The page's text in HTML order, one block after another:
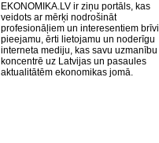
EKONOMIKA.LV ir ziņu portāls, kas
veidots ar mērķi nodrošināt
profesionāļiem un interesentiem brīvi
pieejamu, ērti lietojamu un noderīgu
interneta mediju, kas savu uzmanību
koncentrē uz Latvijas un pasaules
aktualitātēm ekonomikas jomā.